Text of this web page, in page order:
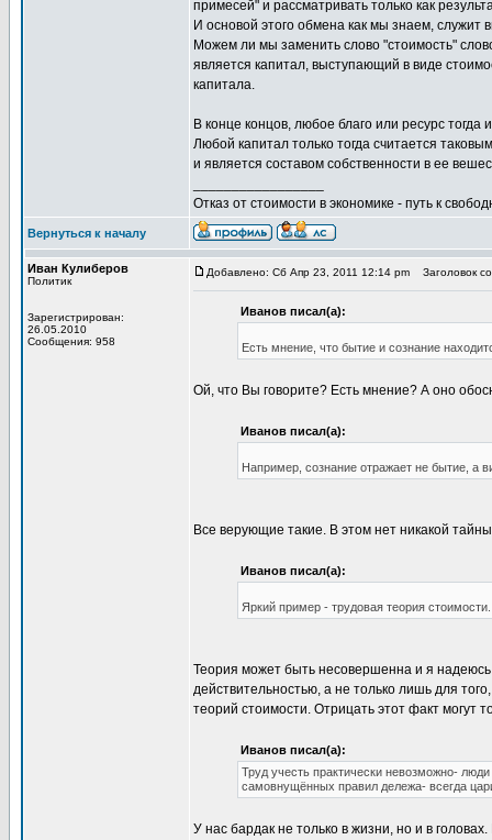
примесей" и рассматривать только как
И основой этого обмена как мы знаем, служит
Можем ли мы заменить слово "стоимость"
является капитал, выступающий в виде
капитала.
В конце концов, любое благо или ресурс тогда
Любой капитал только тогда считается
и является составом собственности в ее
Отказ от стоимости в экономике - путь к
Вернуться к началу
Иван Кулиберов
Политик
Зарегистрирован:
26.05.2010
Сообщения: 958
Добавлено: Сб Апр 23, 2011 12:14 pm Заголовок
Иванов писал(а):
Есть мнение, что бытие и сознание
Ой, что Вы говорите? Есть мнение? А оно
Иванов писал(а):
Например, сознание отражает не бытие, а
Все верующие такие. В этом нет никакой
Иванов писал(а):
Яркий пример - трудовая теория стоимости.
Теория может быть несовершенна и я
действительностью, а не только лишь для
теорий стоимости. Отрицать этот факт могут
Иванов писал(а):
Труд учесть практически невозможно-
самовнущённых правил дележа- всегда
У нас бардак не только в жизни, но и в